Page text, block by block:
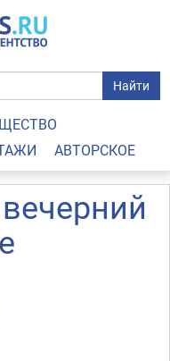
Найти
АВТОРСКОЕ